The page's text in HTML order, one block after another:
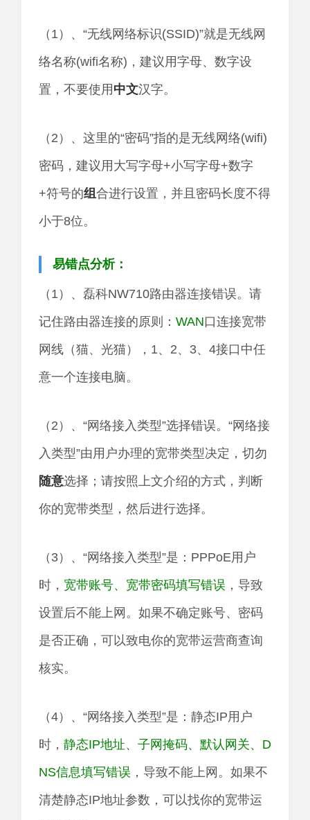
（1）、“无线网络标识(SSID)”就是无线网
络名称(wifi名称)，建议用字母、数字设
置，不要使用 中文汉字。
（2）、这里的“密码”指的是无线网络(wifi)
密码，建议用大写字母+小写字母+数字
+符号的组合进行设置，并且密码长度不得
小于8位。
易错点分析：
（1）、磊科NW710路由器连接错误。请
记住路由器连接的原则： WAN口连接宽带
网线（猫、光猫），1、2、3、4接口中任
意一个连接电脑。
（2）、“网络接入类型”选择错误。“网络接
入类型”由用户办理的宽带类型决定，切勿
随意选择；请按照上文介绍的方式，判断
你的宽带类型，然后进行选择。
（3）、“网络接入类型”是：PPPoE用户
时， 宽带账号、宽带密码填写错误 ，导致
设置后不能上网。如果不确定账号、密码
是否正确，可以致电你的宽带运营商查询
核实。
（4）、“网络接入类型”是：静态IP用户
时， 静态IP地址、子网掩码、默认网关、D
NS信息填写错误 ，导致不能上网。如果不
清楚静态IP地址参数，可以找你的宽带运